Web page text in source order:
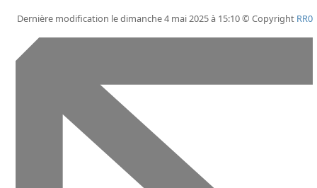
Dernière modification le dimanche 4 mai 2025 à 15:10 © Copyright RR0